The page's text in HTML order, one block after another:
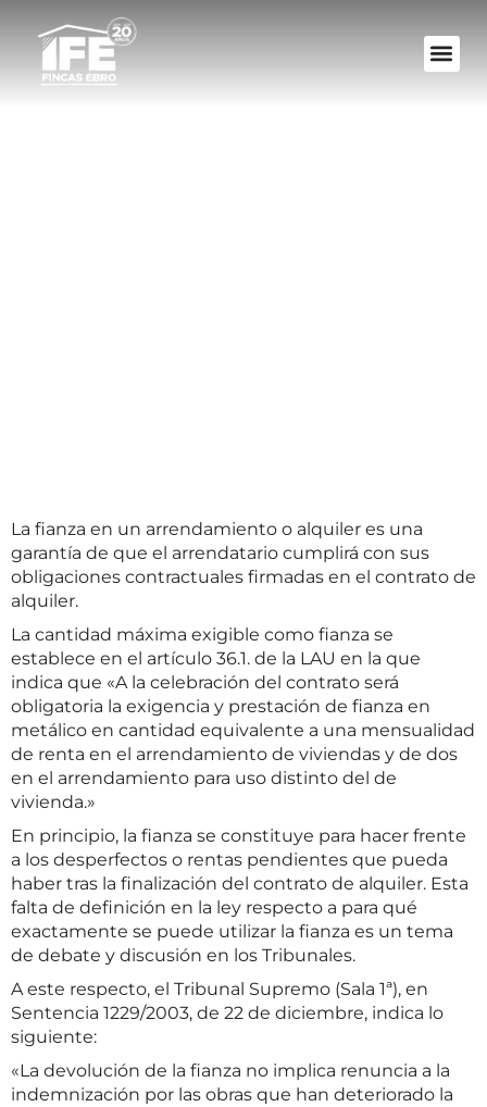
La fianza en un arrendamiento o alquiler es una
garantía de que el arrendatario cumplirá con sus
obligaciones contractuales firmadas en el contrato de
alquiler.
La cantidad máxima exigible como fianza se
establece en el artículo 36.1. de la LAU en la que
indica que «A la celebración del contrato será
obligatoria la exigencia y prestación de fianza en
metálico en cantidad equivalente a una mensualidad
de renta en el arrendamiento de viviendas y de dos
en el arrendamiento para uso distinto del de
vivienda.»
En principio, la fianza se constituye para hacer frente
a los desperfectos o rentas pendientes que pueda
haber tras la finalización del contrato de alquiler. Esta
falta de definición en la ley respecto a para qué
exactamente se puede utilizar la fianza es un tema
de debate y discusión en los Tribunales.
A este respecto, el Tribunal Supremo (Sala 1ª), en
Sentencia 1229/2003, de 22 de diciembre, indica lo
siguiente:
«La devolución de la fianza no implica renuncia a la
indemnización por las obras que han deteriorado la